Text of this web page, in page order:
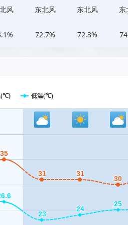
风 东北风
72.7%
东北风
72.3%
东
35
35
31
31 31
31
30
30
23
23
24
24
25
25
(℃) 低温(℃)